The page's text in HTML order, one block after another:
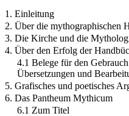
1. Einleitung
2. Über die mythographischen
3. Die Kirche und die
4. Über den Erfolg der
4.1 Belege für den
Übersetzungen und
5. Grafisches und poetisches
6. Das Pantheum Mythicum
6.1 Zum Titel